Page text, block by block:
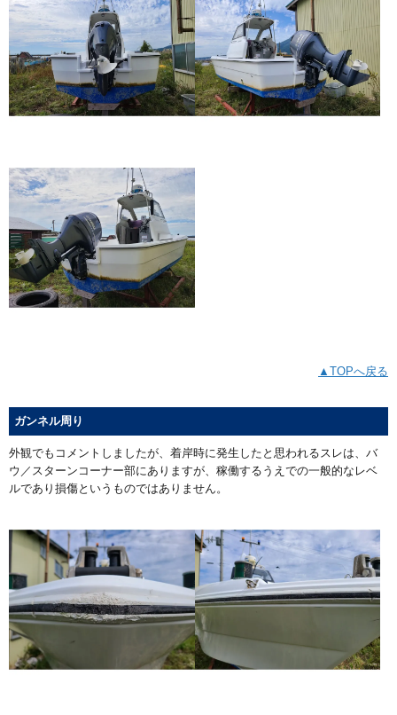
▲TOPへ戻る
ガンネル周り
外観でもコメントしましたが、着岸時に発生したと思われるスレは、バ
ウ／スターンコーナー部にありますが、稼働するうえでの一般的なレベ
ルであり損傷というものではありません。